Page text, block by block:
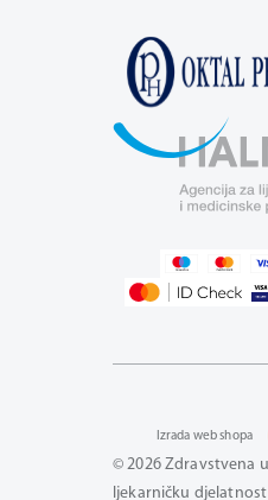
© 2026 Zdravstvena
ljekarničku djelatnost
Izrada web shopa